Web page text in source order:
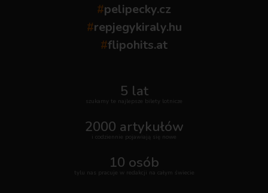
#pelipecky.cz
#repjegykiraly.hu
#flipohits.at
5 lat
szukamy te najlepsze bilety lotnicze
2000 artykułów
i codziennie pojawiają się nowe
10 osób
tylu nas pracuje w redakcji na całym świecie